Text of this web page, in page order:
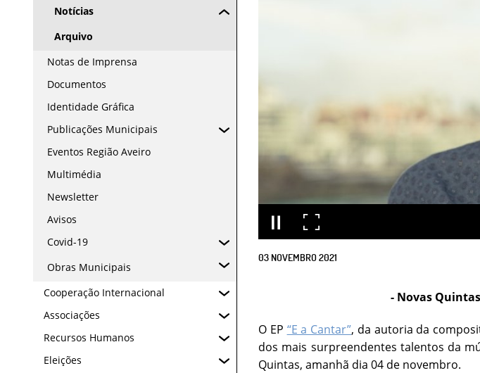
Notícias
Arquivo
Notas de Imprensa
Documentos
Identidade Gráfica
Publicações Municipais
Eventos Região Aveiro
Multimédia
Newsletter
Avisos
Covid-19
Obras Municipais
Cooperação Internacional
Associações
Recursos Humanos
Eleições
03 NOVEMBRO2021
- Novas
O EP “E a Cantar”, da autoria da
dos mais surpreendentes talentos da
Quintas, amanhã dia 04 de novembro.